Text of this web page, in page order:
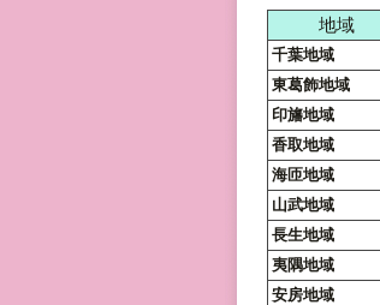
地域
千葉地域
東葛飾地域
印旛地域
香取地域
海匝地域
山武地域
長生地域
夷隅地域
安房地域